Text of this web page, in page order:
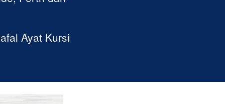
Ayat Kursi